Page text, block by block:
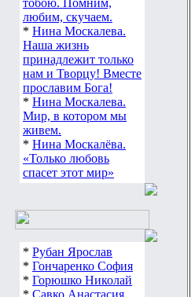
тобою. Помним,
любим, скучаем.
* Нина Москалева.
Наша жизнь
принадлежит только
нам и Творцу! Вместе
прославим Бога!
* Нина Москалева.
Мир, в котором мы
живем.
* Нина Москалёва.
«Только любовь
спасет этот мир»
* Рубан Ярослав
* Гончаренко София
* Горюшко Николай
* Савко Анастасия